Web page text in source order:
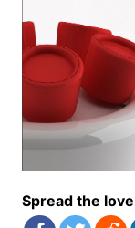
Spread the love